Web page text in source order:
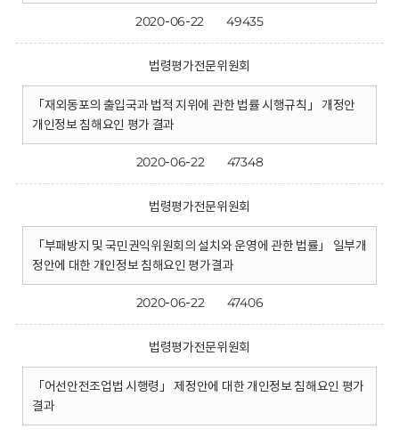
2020-06-22 49435
법령평가전문위원회
「재외동포의 출입국과 법적 지위에 관한 법률 시행규칙」 개정안
개인정보 침해요인 평가 결과
2020-06-22 47348
법령평가전문위원회
「부패방지 및 국민권익위원회의 설치와 운영에 관한 법률」 일부개
정안에 대한 개인정보 침해요인 평가결과
2020-06-22 47406
법령평가전문위원회
「어선안전조업법 시행령」 제정안에 대한 개인정보 침해요인 평가
결과